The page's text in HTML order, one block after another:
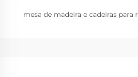
mesa de madeira e cadeiras para